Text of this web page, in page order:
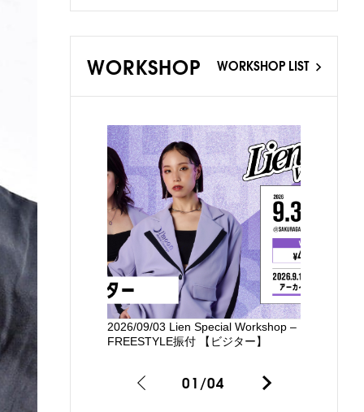
WORKSHOP WORKSHOP LIST
2026/09/03 Lien Special Workshop –
FREESTYLE振付 【ビジター】
01/04